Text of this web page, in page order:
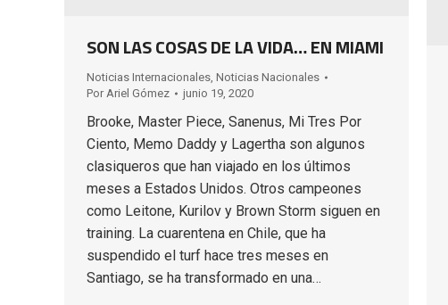
SON LAS COSAS DE LA VIDA… EN MIAMI
Noticias Internacionales, Noticias Nacionales
Por Ariel Gómez junio 19, 2020
Brooke, Master Piece, Sanenus, Mi Tres Por
Ciento, Memo Daddy y Lagertha son algunos
clasiqueros que han viajado en los últimos
meses a Estados Unidos. Otros campeones
como Leitone, Kurilov y Brown Storm siguen en
training. La cuarentena en Chile, que ha
suspendido el turf hace tres meses en
Santiago, se ha transformado en una…